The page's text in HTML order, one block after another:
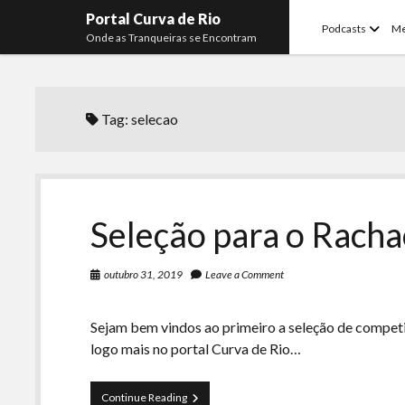
Portal Curva de Rio
Onde as Tranqueiras se Encontram
Podcasts open
Tag:selecao
Seleção para o
outubro 31, 2019 Leave a Comment
Sejam bem vindos ao primeiro a seleção de
logo mais no portal Curva de Rio…
Continue ReadingSeleção